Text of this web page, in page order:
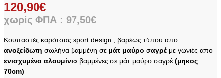
120,90€
χωρίς ΦΠΑ : 97,50€
Κουπαστές καρότσας sport design , βαρέως τύπου απο
ανοξείδωτη σωλήνα βαμμένη σε μάτ μαύρο σαγρέμε γωνιές απο
ενισχυμένο αλουμίνιο βαμμένες σε μάτ μαύρο σαγρέ (μήκος
70cm)